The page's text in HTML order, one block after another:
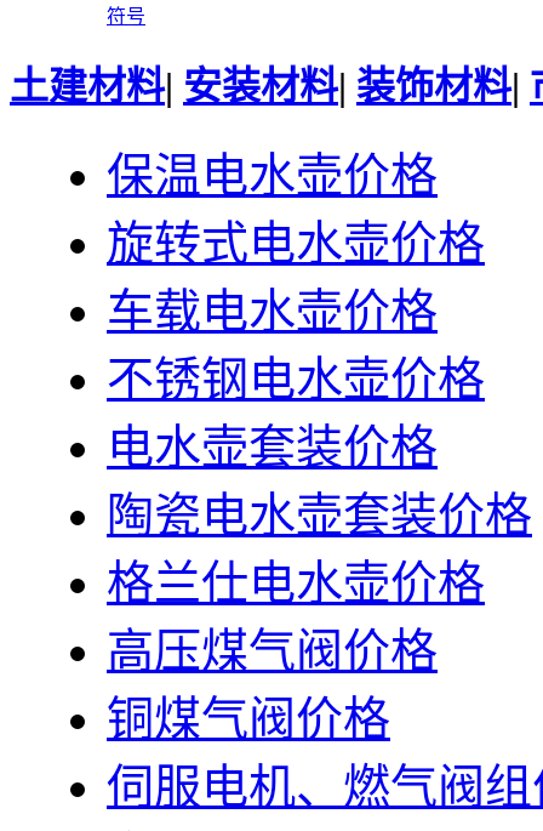
符号
土建材料| 安装材料| 装饰材料|
保温电水壶价格
旋转式电水壶价格
车载电水壶价格
不锈钢电水壶价格
电水壶套装价格
陶瓷电水壶套装价格
格兰仕电水壶价格
高压煤气阀价格
铜煤气阀价格
伺服电机、燃气阀